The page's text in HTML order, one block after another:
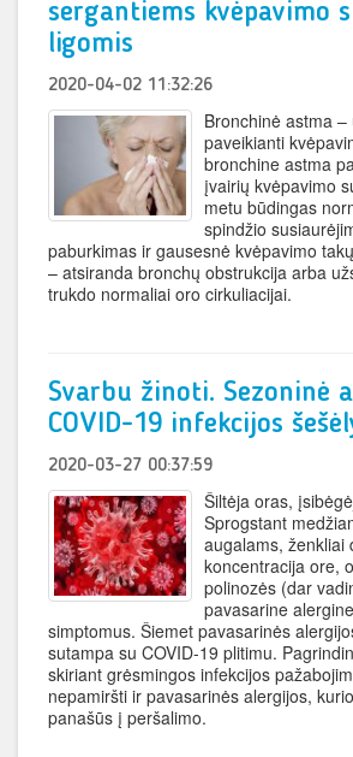
sergantiems kvėpavimo
ligomis
2020-04-02 11:32:26
Bronchinė astma
paveikianti
bronchine astma
įvairių kvėpavimo
metu būdingas
spindžio
paburkimas ir gausesnė kvėpavimo
– atsiranda bronchų obstrukcija arba
trukdo normaliai oro cirkuliacijai.
Svarbu žinoti. Sezoninė
COVID-19 infekcijos
2020-03-27 00:37:59
Šiltėja oras,
Sprogstant
augalams, ženkliai
koncentracija ore,
polinozės (dar
pavasarine
simptomus. Šiemet pavasarinės
sutampa su COVID-19 plitimu.
skiriant grėsmingos infekcijos
nepamiršti ir pavasarinės alergijos,
panašūs į peršalimo.